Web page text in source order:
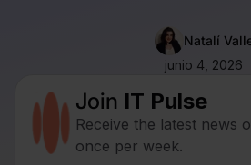
Natalí
junio 4, 2026
Join IT Pulse
Receive the latest news
once per week.